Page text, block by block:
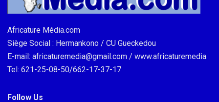
Africature Média.com
Siège Social : Hermankono / CU Gueckedou
E-mail: africaturemedia@gmail.com / www.africaturemedia
Tel: 621-25-08-50/662-17-37-17
Follow Us